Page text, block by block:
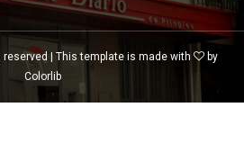
| This template is made with
by
Colorlib